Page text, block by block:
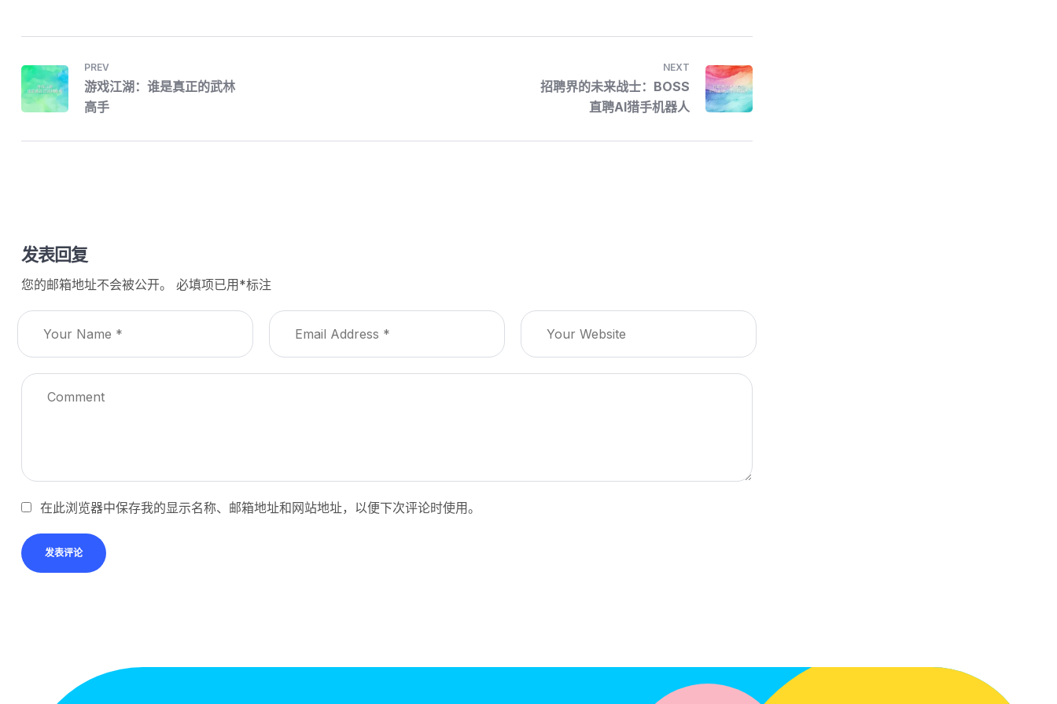
PREV
游戏江湖：谁是真正的武林
高手
NEXT
招聘界的未来战士：BOSS
直聘AI猎手机器人
发表回复
您的邮箱地址不会被公开。 必填项已用*标注
在此浏览器中保存我的显示名称、邮箱地址和网站地址，以便下次评论时使用。